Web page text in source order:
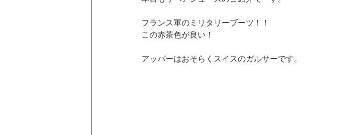
フランス軍のミリタリーブーツ！！
この赤茶色が良い！
アッパーはおそらくスイスのガルサーです。